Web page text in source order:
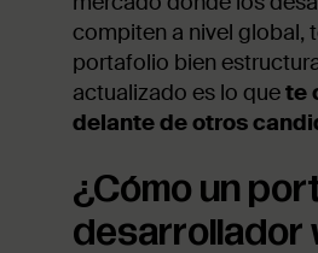
compiten a nivel global,
portafolio bien
actualizado es lo quete
delante de otros
¿Cómo un
desarrollador